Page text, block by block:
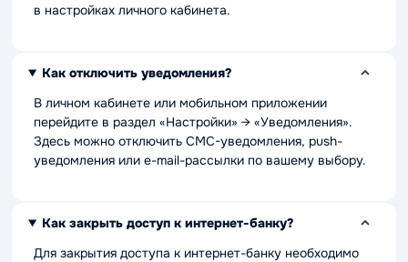
в настройках личного кабинета.
Как отключить уведомления?
В личном кабинете или мобильном приложении
перейдите в раздел «Настройки» → «Уведомления».
Здесь можно отключить СМС-уведомления, push-
уведомления или e-mail-рассылки по вашему выбору.
Как закрыть доступ к интернет-банку?
Для закрытия доступа к интернет-банку необходимо